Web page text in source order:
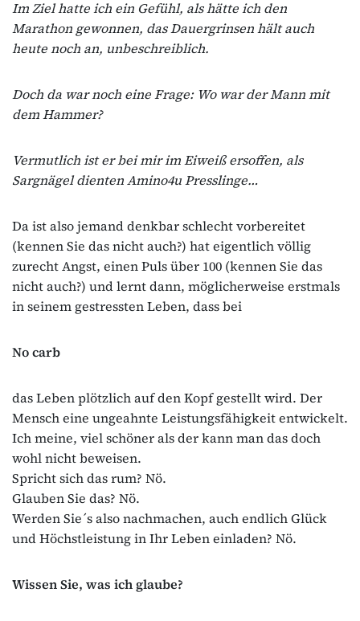
Im Ziel hatte ich ein Gefühl, als hätte ich den
Marathon gewonnen, das Dauergrinsen hält auch
heute noch an, unbeschreiblich.
Doch da war noch eine Frage: Wo war der Mann mit
dem Hammer?
Vermutlich ist er bei mir im Eiweiß ersoffen, als
Sargnägel dienten Amino4u Presslinge…
Da ist also jemand denkbar schlecht vorbereitet
(kennen Sie das nicht auch?) hat eigentlich völlig
zurecht Angst, einen Puls über 100 (kennen Sie das
nicht auch?) und lernt dann, möglicherweise erstmals
in seinem gestressten Leben, dass bei
No carb
das Leben plötzlich auf den Kopf gestellt wird. Der
Mensch eine ungeahnte Leistungsfähigkeit entwickelt.
Ich meine, viel schöner als der kann man das doch
wohl nicht beweisen.
Spricht sich das rum? Nö.
Glauben Sie das? Nö.
Werden Sie´s also nachmachen, auch endlich Glück
und Höchstleistung in Ihr Leben einladen? Nö.
Wissen Sie, was ich glaube?